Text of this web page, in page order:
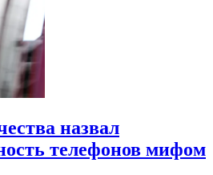
назвал
телефонов мифом